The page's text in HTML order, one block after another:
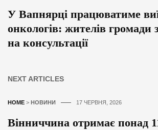
У Вапнярці працюватиме
онкологів: жителів
на консультації
NEXT ARTICLES
HOME > НОВИНИ 17 ЧЕРВНЯ, 2026
Вінниччина отримає понад